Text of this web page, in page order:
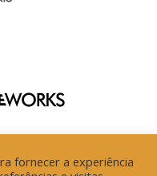
fornecer a experiência